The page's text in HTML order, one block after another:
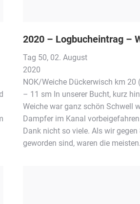
2020 – Logbucheintrag –
Tag 50, 02. August
NOK/Weiche Dückerwisch km 20
– 11 sm In unserer Bucht, kurz
Weiche war ganz schön Schwell
Dampfer im Kanal
Dank nicht so viele. Als wir gegen
geworden sind, waren die